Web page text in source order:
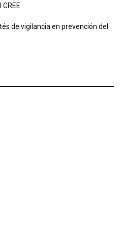
de vigilancia en prevención del